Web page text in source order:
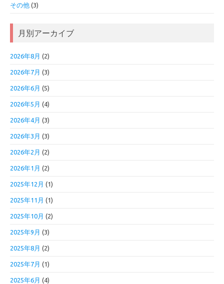
その他 (3)
月別アーカイブ
2026年8月 (2)
2026年7月 (3)
2026年6月 (5)
2026年5月 (4)
2026年4月 (3)
2026年3月 (3)
2026年2月 (2)
2026年1月 (2)
2025年12月 (1)
2025年11月 (1)
2025年10月 (2)
2025年9月 (3)
2025年8月 (2)
2025年7月 (1)
2025年6月 (4)